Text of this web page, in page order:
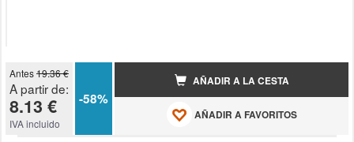
Antes19.36 €
A partir de:
8.13 €
IVA incluido
-58%
AÑADIR A LA CESTA
AÑADIR A FAVORITOS